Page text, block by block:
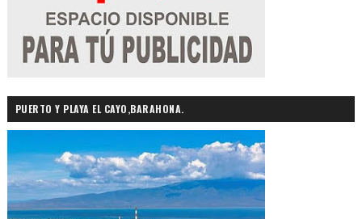
PUERTO Y PLAYA EL CAYO,BARAHONA.